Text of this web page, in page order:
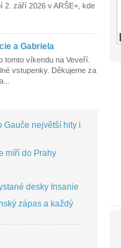
2. září 2026 v ARŠE+, kde
a Gabriela
tomto víkendu na Veveří.
vstupenky. Děkujeme za
Gauče největší hity i
míří do Prahy
desky Insanie
zápas a každý